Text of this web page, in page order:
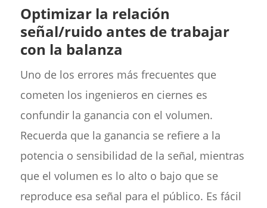
Optimizar la relación
señal/ruido antes de trabajar
con la balanza
Uno de los errores más frecuentes que
cometen los ingenieros en ciernes es
confundir la ganancia con el volumen.
Recuerda que la ganancia se refiere a la
potencia o sensibilidad de la señal, mientras
que el volumen es lo alto o bajo que se
reproduce esa señal para el público. Es fácil